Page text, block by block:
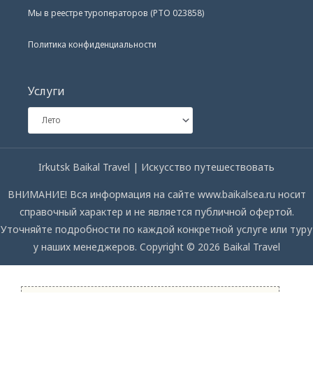
Мы в реестре туроператоров (РТО 023858)
Политика конфиденциальности
Услуги
Irkutsk Baikal Travel | Искусство путешествовать
ВНИМАНИЕ! Вся информация на сайте www.baikalsea.ru носит
справочный характер и не является публичной офертой.
Уточняйте подробности по каждой конкретной услуге или туру
у наших менеджеров. Copyright © 2026 Baikal Travel